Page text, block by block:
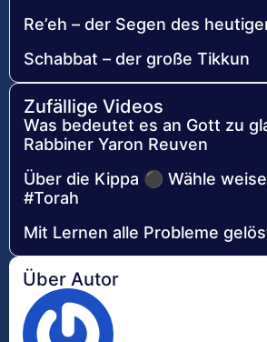
Re’eh – der Segen des
Schabbat – der große Tikkun
Zufällige Videos
Was bedeutet es an Gott zu
Rabbiner Yaron Reuven
Über die Kippa ⚫ Wähle
#Torah
Mit Lernen alle Probleme
Über Autor